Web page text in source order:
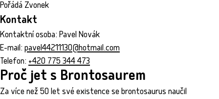
Pořádá Zvonek
Kontakt
Kontaktní osoba: Pavel Novák
E-mail: pavel44211130@hotmail.com
Telefon: +420 775 344 473
Proč jet s Brontosaurem
Za více než 50 let své existence se brontosaurus naučil